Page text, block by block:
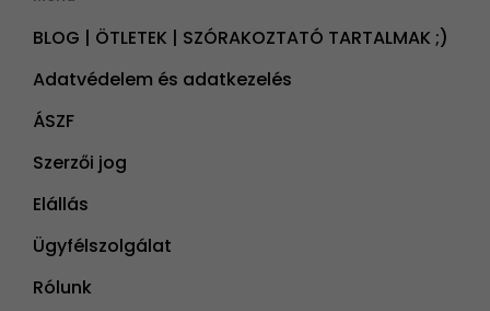
BLOG | ÖTLETEK | SZÓRAKOZTATÓ TARTALMAK ;)
Adatvédelem és adatkezelés
ÁSZF
Szerzői jog
Elállás
Ügyfélszolgálat
Rólunk